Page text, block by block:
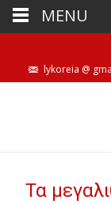
lykoreia @
Τα
MENU